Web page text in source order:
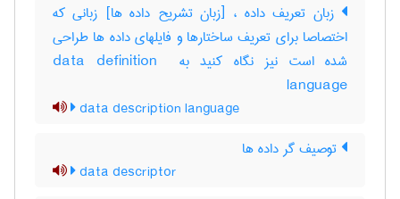
زبان تعریف داده ، [زبان تشریح داده ها] زبانی که
اختصاصا برای تعریف ساختارها و فایلهای داده ها طراحی
شده است نیز نگاه کنید به ‎data definition ‎
language
data description language
توصیف گر داده ها
data descriptor